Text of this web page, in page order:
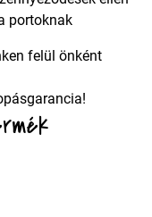
portoknak
felül önként